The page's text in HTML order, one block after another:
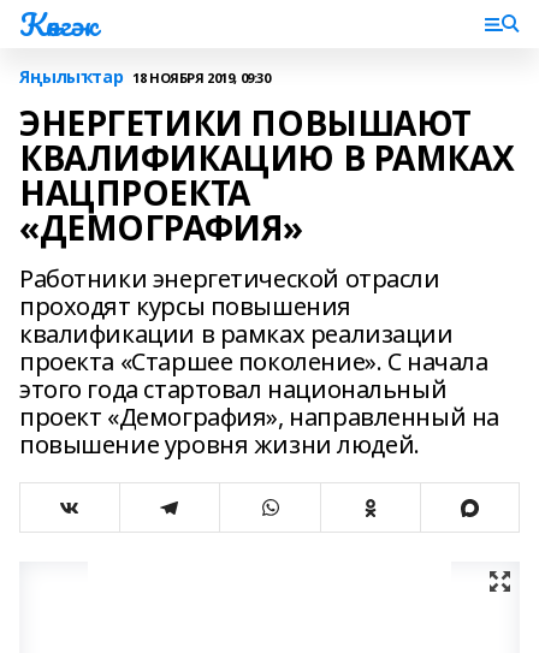
Көнгәк
Яңылыҡтар 18 НОЯБРЯ 2019, 09:30
ЭНЕРГЕТИКИ ПОВЫШАЮТ
КВАЛИФИКАЦИЮ В РАМКАХ
НАЦПРОЕКТА
«ДЕМОГРАФИЯ»
Работники энергетической отрасли
проходят курсы повышения
квалификации в рамках реализации
проекта «Старшее поколение». С начала
этого года стартовал национальный
проект «Демография», направленный на
повышение уровня жизни людей.